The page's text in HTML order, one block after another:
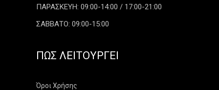
ΠΑΡΑΣΚΕΥΗ: 09:00-14:00 / 17:00-21:00
ΣΑΒΒΑΤΟ: 09:00-15:00
ΠΏΣ ΛΕΙΤΟΥΡΓΕΊ
Όροι Χρήσης